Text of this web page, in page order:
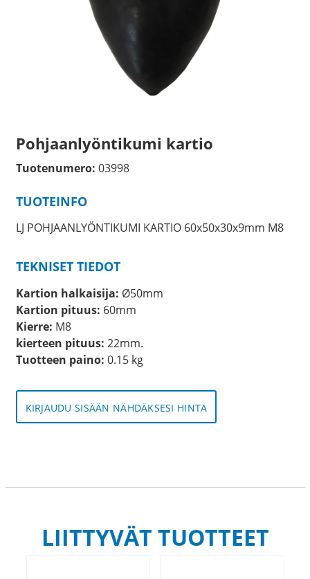
Pohjaanlyöntikumi kartio
Tuotenumero: 03998
TUOTEINFO
LJ POHJAANLYÖNTIKUMI KARTIO 60x50x30x9mm M8
TEKNISET TIEDOT
Kartion halkaisija: Ø50mm
Kartion pituus: 60mm
Kierre: M8
kierteen pituus: 22mm.
Tuotteen paino: 0.15 kg
KIRJAUDU SISÄÄN NÄHDÄKSESI HINTA
LIITTYVÄT TUOTTEET